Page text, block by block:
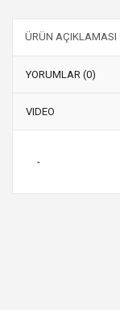
ÜRÜN AÇIKLAMASI
YORUMLAR (0)
VIDEO
-